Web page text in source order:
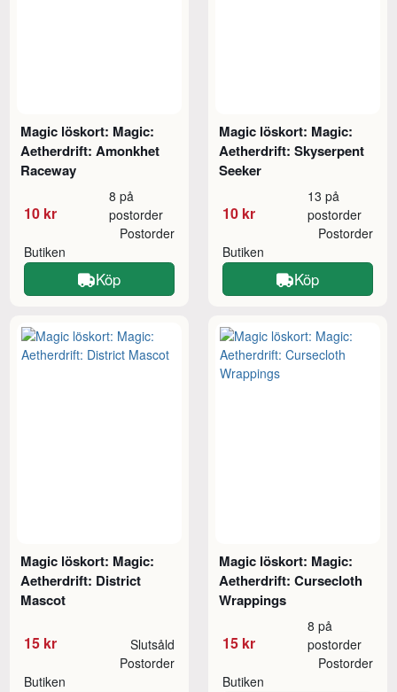
Magic löskort: Magic:
Aetherdrift: Amonkhet
Raceway
10 kr
8 på
postorder
Butiken
Postorder
Köp
Magic löskort: Magic:
Aetherdrift: Skyserpent
Seeker
10 kr
13 på
postorder
Butiken
Postorder
Köp
Magic löskort: Magic:
Aetherdrift: District
Mascot
15 kr Slutsåld
Butiken
Postorder
Magic löskort: Magic:
Aetherdrift: Cursecloth
Wrappings
15 kr
8 på
postorder
Butiken
Postorder